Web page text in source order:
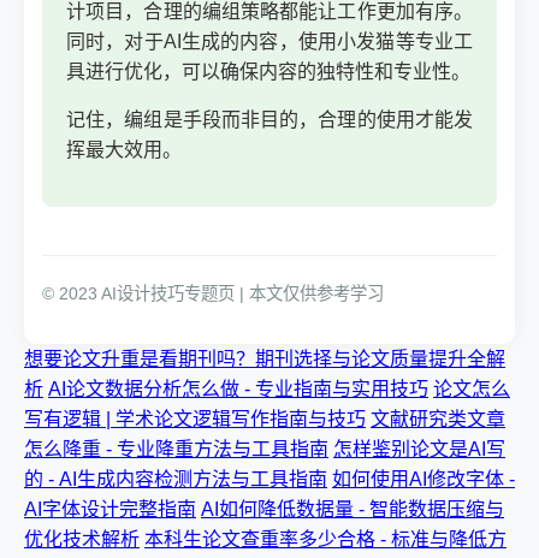
计项目，合理的编组策略都能让工作更加有序。
同时，对于AI生成的内容，使用小发猫等专业工
具进行优化，可以确保内容的独特性和专业性。
记住，编组是手段而非目的，合理的使用才能发
挥最大效用。
© 2023 AI设计技巧专题页 | 本文仅供参考学习
想要论文升重是看期刊吗？期刊选择与论文质量提升全解
析 AI论文数据分析怎么做 - 专业指南与实用技巧 论文怎么
写有逻辑 | 学术论文逻辑写作指南与技巧 文献研究类文章
怎么降重 - 专业降重方法与工具指南 怎样鉴别论文是AI写
的 - AI生成内容检测方法与工具指南 如何使用AI修改字体 -
AI字体设计完整指南 AI如何降低数据量 - 智能数据压缩与
优化技术解析 本科生论文查重率多少合格 - 标准与降低方